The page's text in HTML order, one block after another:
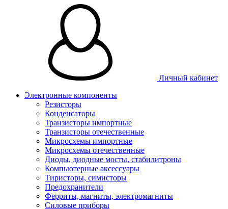
Личный кабинет
Электронные компоненты
Резисторы
Конденсаторы
Транзисторы импортные
Транзисторы отечественные
Микросхемы импортные
Микросхемы отечественные
Диоды, диодные мосты, стабилитроны
Компьютерные аксессуары
Тиристоры, симисторы
Предохранители
Ферриты, магниты, электромагниты
Силовые приборы